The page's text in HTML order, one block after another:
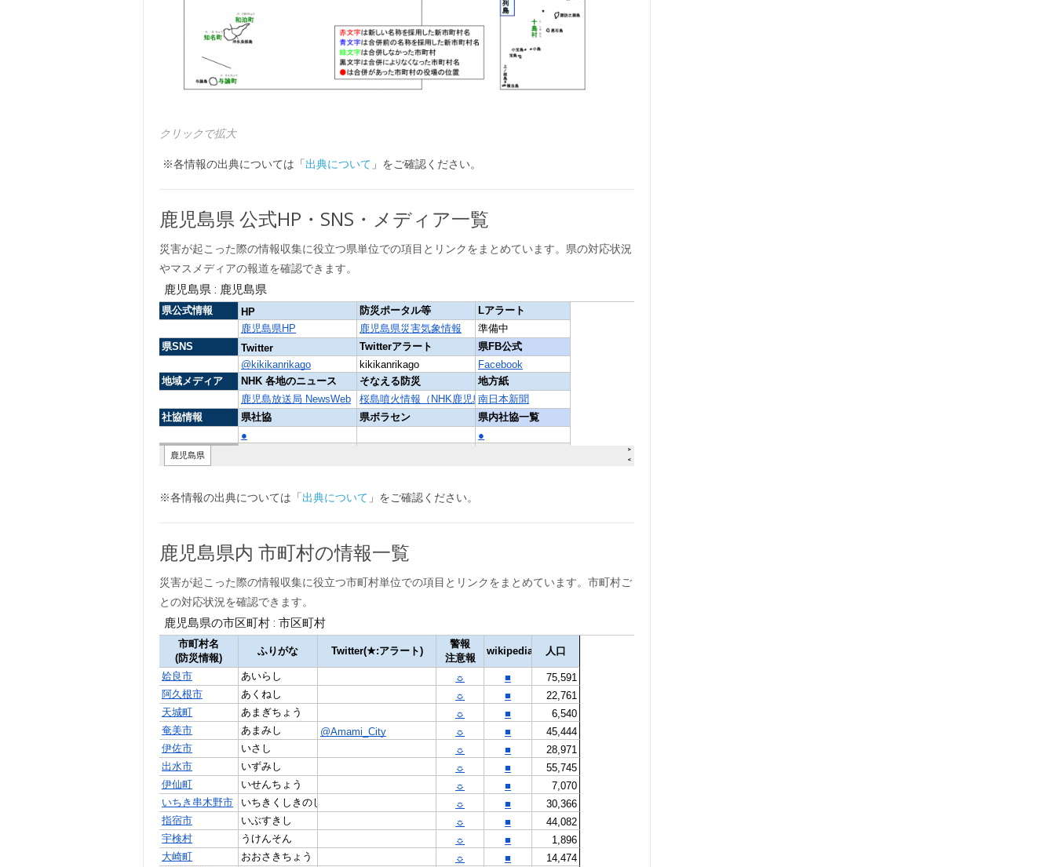
クリックで拡大
※各情報の出典については「出典について 」をご確認ください。
鹿児島県 公式HP・SNS・メディア一覧
災害が起こった際の情報収集に役立つ県単位での項目とリンクをまとめています。県の対応状況
やマスメディアの報道を確認できます。
※各情報の出典については「出典について 」をご確認ください。
鹿児島県内 市町村の情報一覧
災害が起こった際の情報収集に役立つ市町村単位での項目とリンクをまとめています。市町村ご
との対応状況を確認できます。